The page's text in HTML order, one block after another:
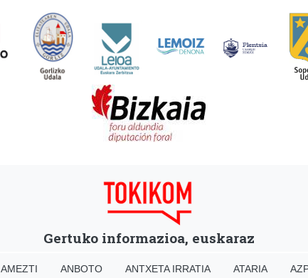
Gertuko informazioa, euskaraz
AMEZTI ANBOTO ANTXETA IRRATIA ATARIA